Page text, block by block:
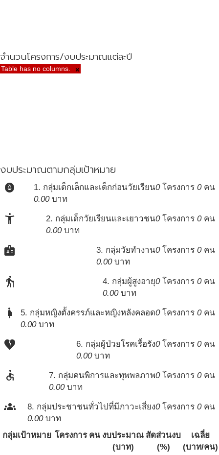
จำนวนโครงการ/งบประมาณแต่ละปี
Table has no columns. ×
งบประมาณตามกลุ่มเป้าหมาย
child_care 1. กลุ่มเด็กเล็กและเด็กก่อนวัยเรียน0โครงการ 0คน
0.00บาท
accessibility_new 2. กลุ่มเด็กวัยเรียนและเยาวชน0โครงการ 0คน
0.00บาท
badge 3. กลุ่มวัยทำงาน0โครงการ 0คน
0.00บาท
elderly 4. กลุ่มผู้สูงอายุ0โครงการ 0คน
0.00บาท
pregnant_woman 5. กลุ่มหญิงตั้งครรภ์และหญิงหลังคลอด0โครงการ 0คน
0.00บาท
heart_broken 6. กลุ่มผู้ป่วยโรคเรื้อรัง0โครงการ 0คน
0.00บาท
accessible 7. กลุ่มคนพิการและทุพพลภาพ0โครงการ 0คน
0.00บาท
groups 8. กลุ่มประชาชนทั่วไปที่มีภาวะเสี่ยง0โครงการ 0คน
0.00บาท
กลุ่มเป้าหมาย โครงการ คน งบประมาณ
(บาท)
สัดส่วนงบ
(%)
เฉลี่ย
(บาท/คน)